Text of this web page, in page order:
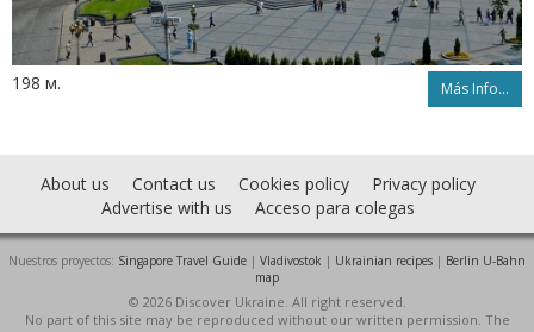
198 м. Más Info...
About us Contact us Cookies policy
Privacy policy
Advertise with us
Acceso para colegas
Nuestros proyectos: Singapore Travel Guide | Vladivostok | Ukrainian recipes | Berlin U-Bahn
map
© 2026 Discover Ukraine. All right reserved.
No part of this site may be reproduced without our written permission. The